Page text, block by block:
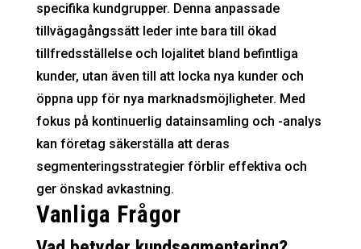
specifika kundgrupper. Denna anpassade
tillvägagångssätt leder inte bara till ökad
tillfredsställelse och lojalitet bland befintliga
kunder, utan även till att locka nya kunder och
öppna upp för nya marknadsmöjligheter. Med
fokus på kontinuerlig datainsamling och -analys
kan företag säkerställa att deras
segmenteringsstrategier förblir effektiva och
ger önskad avkastning.
Vanliga Frågor